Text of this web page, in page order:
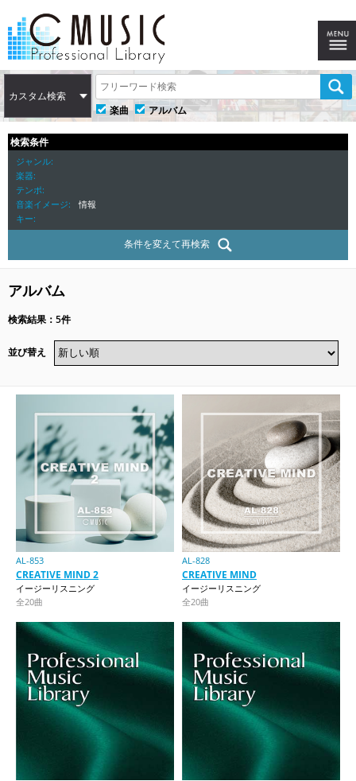
カスタム検索
楽曲
アルバム
検索条件
ジャンル
楽器
テンポ
音楽イメージ
情報
キー
条件を変えて再検索
アルバム
検索結果：5件
並び替え
AL-853
CREATIVE MIND 2
イージーリスニング
全20曲
AL-828
CREATIVE MIND
イージーリスニング
全20曲